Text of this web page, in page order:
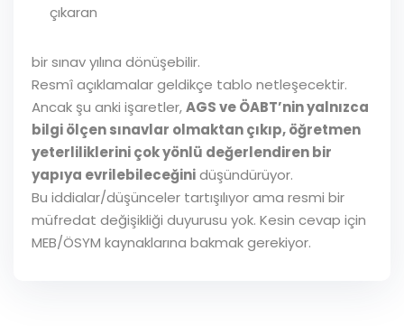
çıkaran
bir sınav yılına dönüşebilir.
Resmî açıklamalar geldikçe tablo netleşecektir.
Ancak şu anki işaretler,AGS ve ÖABT’nin yalnızca
bilgi ölçen sınavlar olmaktan çıkıp, öğretmen
yeterliliklerini çok yönlü değerlendiren bir
yapıya evrilebileceğinidüşündürüyor.
Bu iddialar/düşünceler tartışılıyor ama resmi bir
müfredat değişikliği duyurusu yok. Kesin cevap için
MEB/ÖSYM kaynaklarına bakmak gerekiyor.